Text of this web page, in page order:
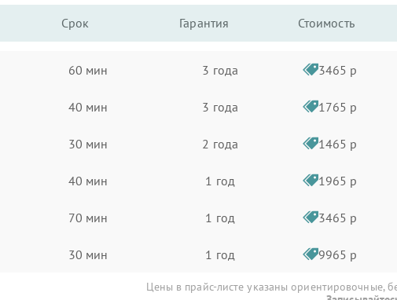
Срок Гарантия Стоимость
60 мин 3 года 3465 р
40 мин 3 года 1765 р
30 мин 2 года 1465 р
40 мин 1 год 1965 р
70 мин 1 год 3465 р
30 мин 1 год 9965 р
Цены в прайс-листе указаны ориентировочные,